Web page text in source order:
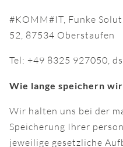
#KOMM#IT, Funke
52, 87534 Oberstaufen
Tel: +49 8325 927050,
Wie lange speichern
Wir halten uns bei der
Speicherung Ihrer
jeweilige gesetzliche